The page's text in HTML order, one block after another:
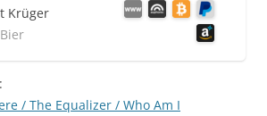
Krüger
/ The Equalizer / Who Am I